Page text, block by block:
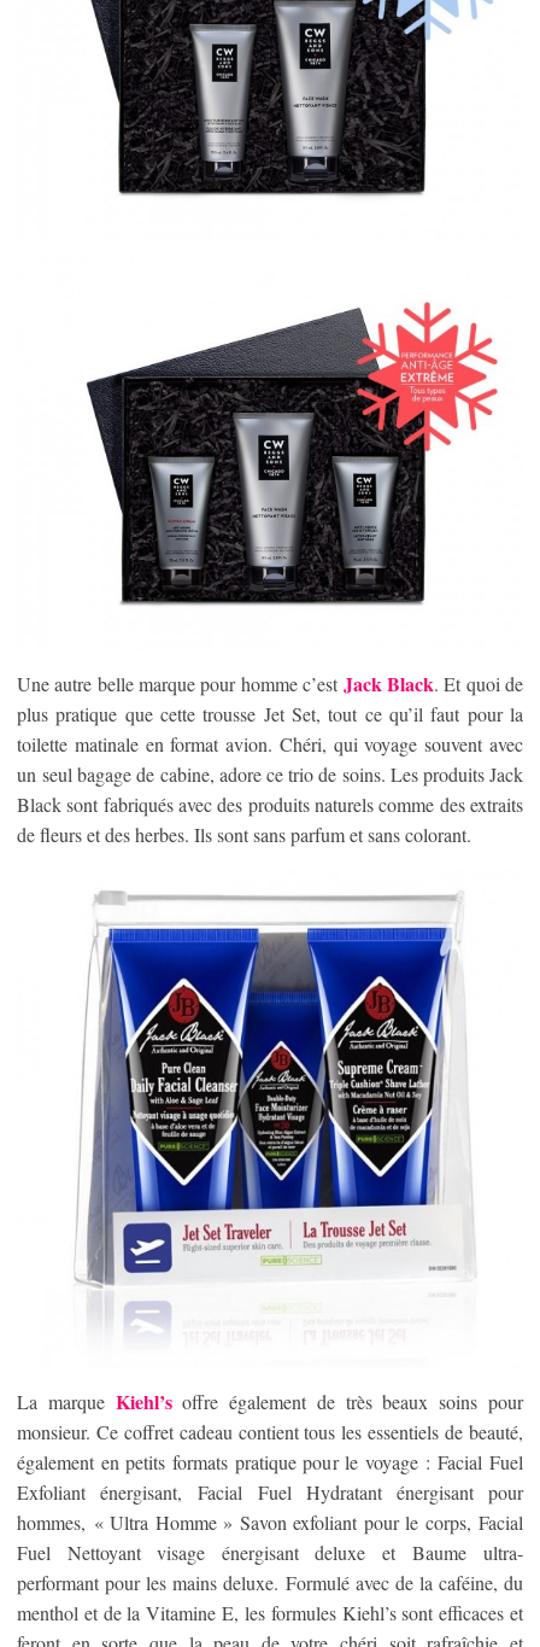
Une autre belle marque pour homme c’est Jack Black. Et quoi de
plus pratique que cette trousse Jet Set, tout ce qu’il faut pour la
toilette matinale en format avion. Chéri, qui voyage souvent avec
un seul bagage de cabine, adore ce trio de soins. Les produits Jack
Black sont fabriqués avec des produits naturels comme des extraits
de fleurs et des herbes. Ils sont sans parfum et sans colorant.
La marque Kiehl’soffre également de très beaux soins pour
monsieur. Ce coffret cadeau contient tous les essentiels de beauté,
également en petits formats pratique pour le voyage : Facial Fuel
Exfoliant énergisant, Facial Fuel Hydratant énergisant pour
hommes, « Ultra Homme » Savon exfoliant pour le corps, Facial
Fuel Nettoyant visage énergisant deluxe et Baume ultra-
performant pour les mains deluxe. Formulé avec de la caféine, du
menthol et de la Vitamine E, les formules Kiehl’s sont efficaces et